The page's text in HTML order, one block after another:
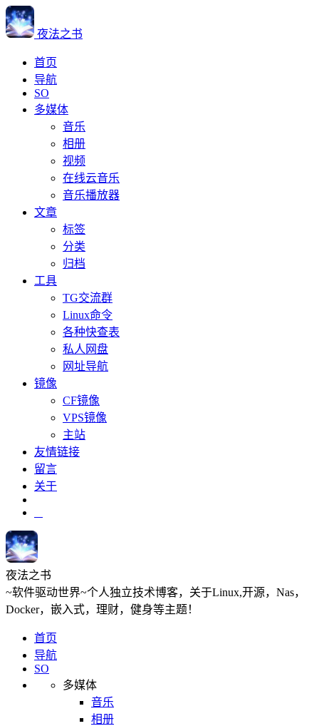
夜法之书
首页
导航
SO
多媒体
音乐
相册
视频
在线云音乐
音乐播放器
文章
标签
分类
归档
工具
TG交流群
Linux命令
各种快查表
私人网盘
网址导航
镜像
CF镜像
VPS镜像
主站
友情链接
留言
关于
夜法之书
~软件驱动世界~个人独立技术博客，关于Linux,开源，Nas，
Docker，嵌入式，理财，健身等主题！
首页
导航
SO
多媒体
音乐
相册